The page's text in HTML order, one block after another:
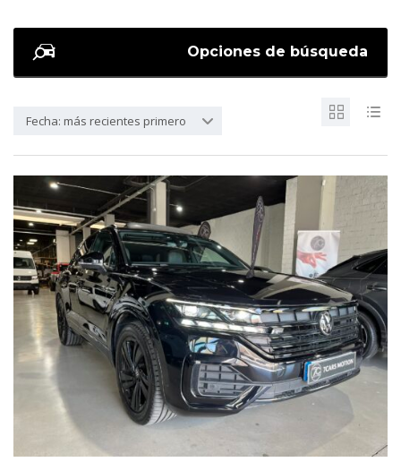
Opciones de búsqueda
Fecha: más recientes primero